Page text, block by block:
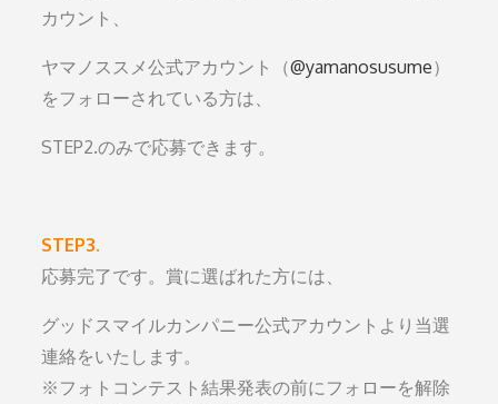
カウント、
ヤマノススメ公式アカウント（@yamanosusume）
をフォローされている方は、
STEP2.のみで応募できます。
STEP3.
応募完了です。賞に選ばれた方には、
グッドスマイルカンパニー公式アカウントより当選
連絡をいたします。
※フォトコンテスト結果発表の前にフォローを解除